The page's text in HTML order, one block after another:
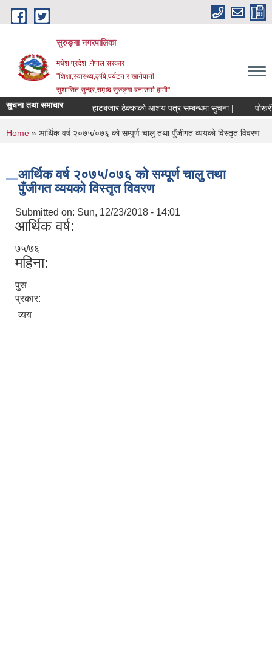
Skip to main content
सुरुङ्‍गा नगरपालिका
मधेश प्रदेश ,नेपाल सरकार
"शिक्षा,स्वास्थ्य,कृषि,पर्यटन र खानेपानी
सुशासित,सुन्दर,समृध्द सुरुङ्गा बनाउछौ हामी"
सुचना तथा समाचार हाटबजार ठेक्काको आशय पत्र सम्बन्धमा सुचना | पोखरी
You are here
Home » आर्थिक वर्ष २०७५/०७६ को सम्पूर्ण चालु तथा पुँजीगत व्ययको विस्तृत विवरण
आर्थिक वर्ष २०७५/०७६ को सम्पूर्ण चालु तथा
पुँजीगत व्ययको विस्तृत विवरण
Submitted on: Sun, 12/23/2018 - 14:01
आर्थिक वर्ष:
७५/७६
महिना:
पुस
प्रकार:
व्यय